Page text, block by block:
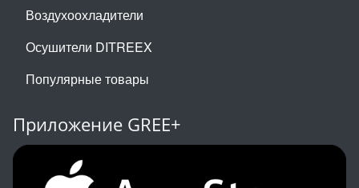
Воздухоохладители
Осушители DITREEX
Популярные товары
Приложение GREE+